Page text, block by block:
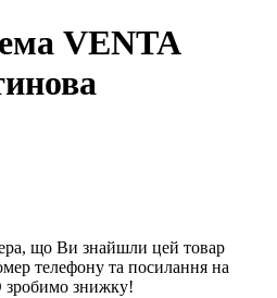
VENTA
що Ви знайшли цей товар
телефону та посилання на
знижку!